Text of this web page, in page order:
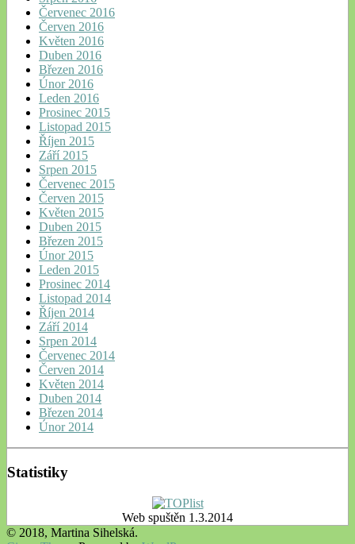
Červenec 2016
Červen 2016
Květen 2016
Duben 2016
Březen 2016
Únor 2016
Leden 2016
Prosinec 2015
Listopad 2015
Říjen 2015
Září 2015
Srpen 2015
Červenec 2015
Červen 2015
Květen 2015
Duben 2015
Březen 2015
Únor 2015
Leden 2015
Prosinec 2014
Listopad 2014
Říjen 2014
Září 2014
Srpen 2014
Červenec 2014
Červen 2014
Květen 2014
Duben 2014
Březen 2014
Únor 2014
Statistiky
Web spuštěn 1.3.2014
© 2018, Martina Sihelská.